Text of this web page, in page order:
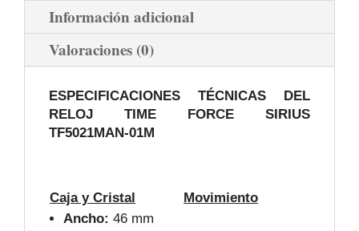
Información adicional
Valoraciones (0)
ESPECIFICACIONES TÉCNICAS DEL
RELOJ TIME FORCE SIRIUS
TF5021MAN-01M
Caja y Cristal
Movimiento
Ancho: 46 mm